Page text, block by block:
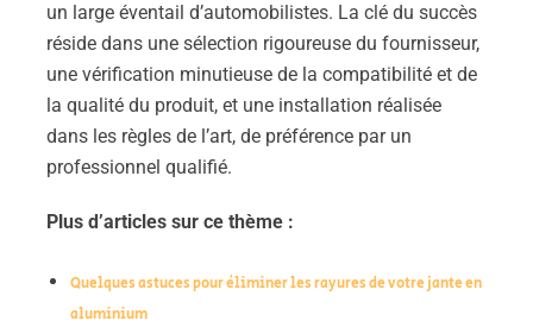
un large éventail d’automobilistes. La clé du succès
réside dans une sélection rigoureuse du fournisseur,
une vérification minutieuse de la compatibilité et de
la qualité du produit, et une installation réalisée
dans les règles de l’art, de préférence par un
professionnel qualifié.
Plus d’articles sur ce thème :
Quelques astuces pour éliminer les rayures de votre jante en
aluminium